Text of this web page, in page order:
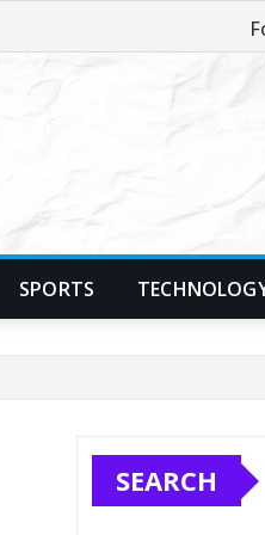
SPORTS
SEARCH